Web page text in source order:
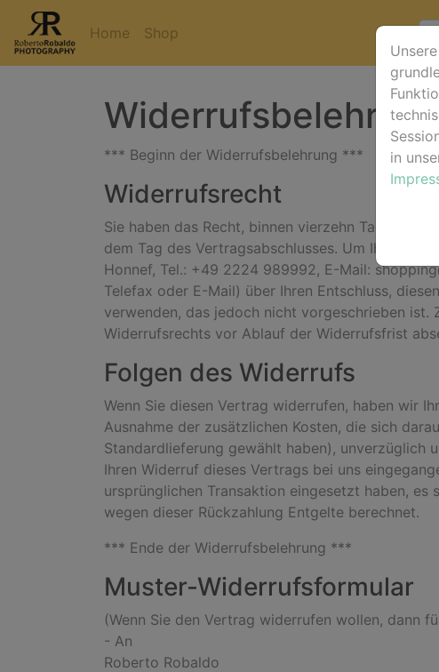
Home Shop
*** Beginn der Widerrufsbelehrung ***
Widerrufsrecht
Sie haben das Recht, binnen vierzehn Tagen
dem Tag des Vertragsabschlusses. Um Ihr
Honnef, Tel.: +49 2224 989992, E-Mail:
Telefax oder E-Mail) über Ihren Entschluss,
verwenden, das jedoch nicht vorgeschrieben ist.
Widerrufsrechts vor Ablauf der Widerrufsfrist
Folgen des Widerrufs
Wenn Sie diesen Vertrag widerrufen, haben wir
Ausnahme der zusätzlichen Kosten, die sich
Standardlieferung gewählt haben), unverzüglich
Ihren Widerruf dieses Vertrags bei uns
ursprünglichen Transaktion eingesetzt haben,
wegen dieser Rückzahlung Entgelte berechnet.
*** Ende der Widerrufsbelehrung ***
Muster-Widerrufsformular
(Wenn Sie den Vertrag widerrufen wollen, dann
- An
Roberto Robaldo
in